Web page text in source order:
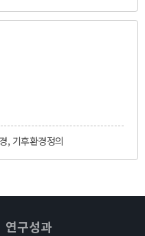
, 기후환경정의
연구성과